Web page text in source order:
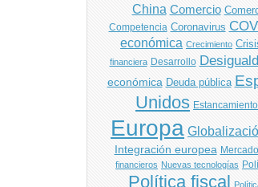
China Comercio
Competencia Coronavirus
económica Crecimiento
financiera Desarrollo
económica Deuda pública
Unidos
Europa
Integración europea
financieros Nuevas tecnologías
Política fiscal